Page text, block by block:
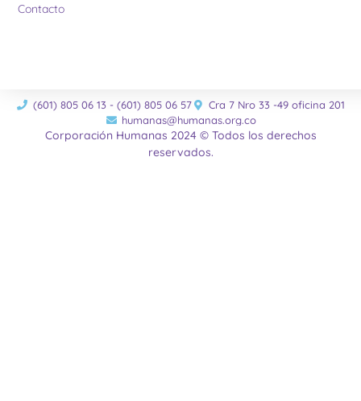
Contacto
(601) 805 06 13 - (601) 805 06 57
Cra 7 Nro 33 -49 oficina 201
humanas@humanas.org.co
Corporación Humanas 2024 © Todos los derechos
reservados.